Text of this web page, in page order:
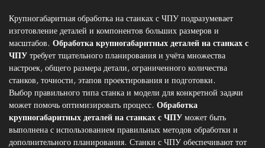
Крупногабаритная обработка на станках с ЧПУ подразумевает
изготовление деталей и компонентов больших размеров и
масштабов. Обработка крупногабаритных деталей на станках с
ЧПУ требует тщательного планирования и учёта множества
настроек, общего размера детали, ограниченного количества
станков, точности, этапов проектирования и подготовки.
Выбор правильного типа станка и модели для конкретной задачи
может помочь оптимизировать процесс. Обработка
крупногабаритных деталей на станках с ЧПУ может быть
выполнена с использованием правильных методов обработки и
дополнительного планирования. Станки с ЧПУ обеспечивают тот